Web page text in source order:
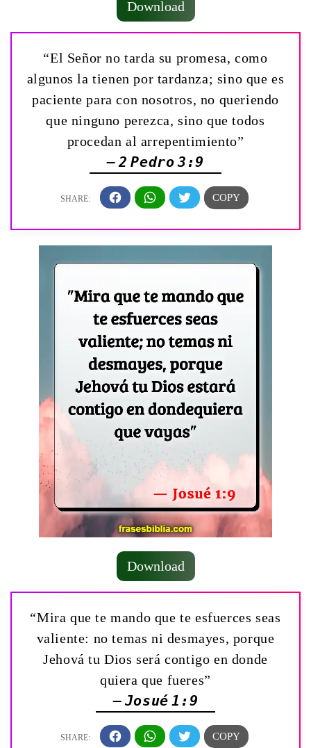
Download
“El Señor no tarda su promesa, como
algunos la tienen por tardanza; sino que es
paciente para con nosotros, no queriendo
que ninguno perezca, sino que todos
procedan al arrepentimiento”
— 2 Pedro 3:9
Download
“Mira que te mando que te esfuerces seas
valiente: no temas ni desmayes, porque
Jehová tu Dios será contigo en donde
quiera que fueres”
— Josué 1:9